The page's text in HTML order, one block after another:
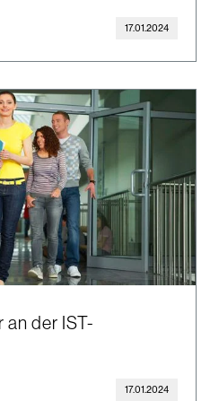
17.01.2024
an der IST-
17.01.2024